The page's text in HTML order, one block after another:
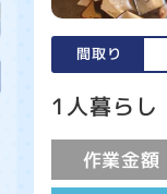
間取り
1人暮らし
作業金額